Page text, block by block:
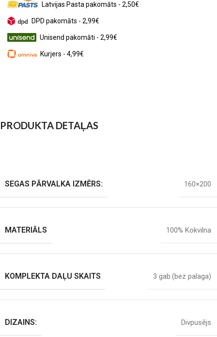
Latvijas Pasta pakomāts - 2,50€
DPD pakomāts - 2,99€
Unisend pakomāti - 2,99€
Kurjers - 4,99€
PRODUKTA DETAĻAS
SEGAS PĀRVALKA IZMĒRS: 160×200
MATERIĀLS 100% Kokvilna
KOMPLEKTA DAĻU SKAITS 3 gab.(bez palaga)
DIZAINS: Divpusējs